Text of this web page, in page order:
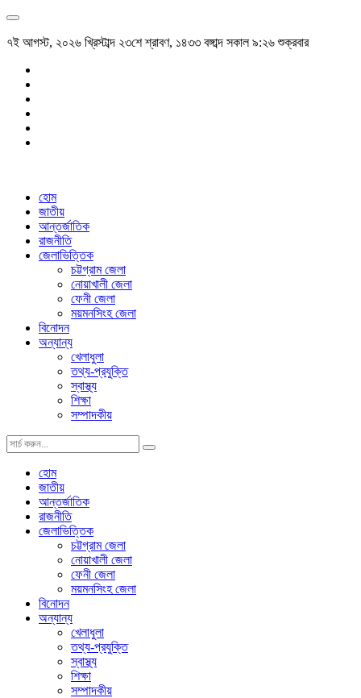
৭ই আগস্ট, ২০২৬ খ্রিস্টাব্দ ২৩শে শ্রাবণ, ১৪৩৩ বঙ্গাব্দ সকাল ৯:২৬ শুক্রবার
হোম
জাতীয়
আন্তর্জাতিক
রাজনীতি
জেলাভিত্তিক
চট্টগ্রাম জেলা
নোয়াখালী জেলা
ফেনী জেলা
ময়মনসিংহ জেলা
বিনোদন
অন্যান্য
খেলাধুলা
তথ্য-প্রযুক্তি
স্বাস্থ্য
শিক্ষা
সম্পাদকীয়
হোম
জাতীয়
আন্তর্জাতিক
রাজনীতি
জেলাভিত্তিক
চট্টগ্রাম জেলা
নোয়াখালী জেলা
ফেনী জেলা
ময়মনসিংহ জেলা
বিনোদন
অন্যান্য
খেলাধুলা
তথ্য-প্রযুক্তি
স্বাস্থ্য
শিক্ষা
সম্পাদকীয়